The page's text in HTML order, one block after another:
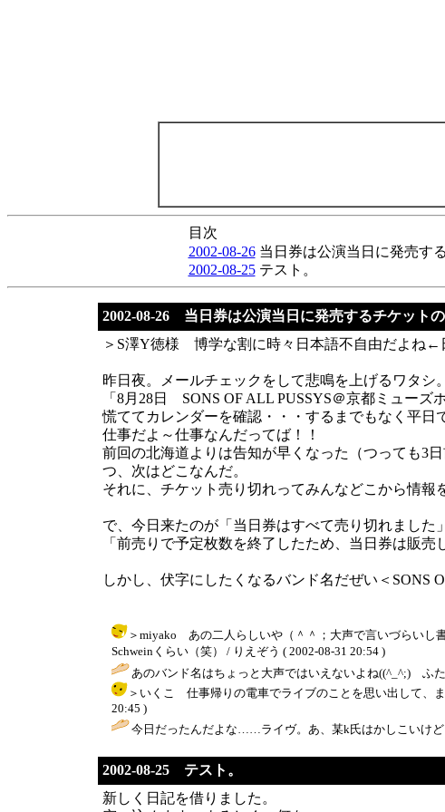
目次
2002-08-26当日券は公演当日に発売す
2002-08-25テスト。
2002-08-26 当日券は公演当日に発売するチケットの
＞S澤Y徳様 博学な割に時々日本語不自由だよね←
昨日夜。メールチェックをして悲鳴を上げるワタシ。
「8月28日 SONS OF ALL PUSSYS＠京都ミューズホ
慌ててカレンダーを確認・・・するまでもなく平日
仕事だよ～仕事なんだってば！！
前回の北海道よりは告知が早くなった（つっても3
つ、次はどこなんだ。
それに、チケット売り切れってみんなどこから情報
で、今日来たのが「当日券はすべて売り切れまし
「前売りで予定枚数を終了したため、当日券は販売
しかし、伏字にしたくなるバンド名だぜい＜SONS
＞miyako あの二人らしいや（＾＾；大声で言いづらいし
Schweinくらい（笑） / りえぞう ( 2002-08-31 20:54 )
あのバンド名はちょっと大声ではいえないよね((^_^;) ふ
＞いくこ 仕事帰りの電車でライブのことを思い出して、
20:45 )
今日だったんだよな……ライヴ。あ、某k氏はかしこいけど
2002-08-25 テスト。
新しく日記を借りました。